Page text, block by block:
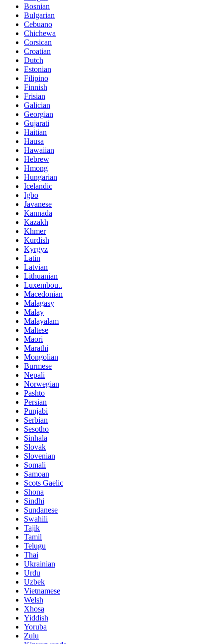
Bosnian
Bulgarian
Cebuano
Chichewa
Corsican
Croatian
Dutch
Estonian
Filipino
Finnish
Frisian
Galician
Georgian
Gujarati
Haitian
Hausa
Hawaiian
Hebrew
Hmong
Hungarian
Icelandic
Igbo
Javanese
Kannada
Kazakh
Khmer
Kurdish
Kyrgyz
Latin
Latvian
Lithuanian
Luxembou..
Macedonian
Malagasy
Malay
Malayalam
Maltese
Maori
Marathi
Mongolian
Burmese
Nepali
Norwegian
Pashto
Persian
Punjabi
Serbian
Sesotho
Sinhala
Slovak
Slovenian
Somali
Samoan
Scots Gaelic
Shona
Sindhi
Sundanese
Swahili
Tajik
Tamil
Telugu
Thai
Ukrainian
Urdu
Uzbek
Vietnamese
Welsh
Xhosa
Yiddish
Yoruba
Zulu